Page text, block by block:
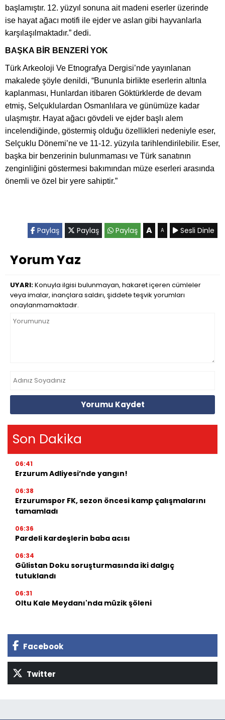
başlamıştır. 12. yüzyıl sonuna ait madeni eserler üzerinde
ise hayat ağacı motifi ile ejder ve aslan gibi hayvanlarla
karşılaşılmaktadır.” dedi.
BAŞKA BİR BENZERİ YOK
Türk Arkeoloji Ve Etnografya Dergisi’nde yayınlanan
makalede şöyle denildi, “Bununla birlikte eserlerin altınla
kaplanması, Hunlardan itibaren Göktürklerde de devam
etmiş, Selçuklulardan Osmanlılara ve günümüze kadar
ulaşmıştır. Hayat ağacı gövdeli ve ejder başlı alem
incelendiğinde, göstermiş olduğu özellikleri nedeniyle eser,
Selçuklu Dönemi’ne ve 11-12. yüzyıla tarihlendirilebilir. Eser,
başka bir benzerinin bulunmaması ve Türk sanatının
zenginliğini göstermesi bakımından müze eserleri arasında
önemli ve özel bir yere sahiptir.”
Paylaş Paylaş Paylaş A A Sesli Dinle
Yorum Yaz
UYARI:Konuyla ilgisi bulunmayan, hakaret içeren cümleler
veya imalar, inançlara saldırı, şiddete teşvik yorumları
onaylanmamaktadır.
Yorumu Kaydet
Son Dakika
06:41
Erzurum Adliyesi’nde yangın!
06:38
Erzurumspor FK, sezon öncesi kamp çalışmalarını
tamamladı
06:36
Pardeli kardeşlerin baba acısı
06:34
Gülistan Doku soruşturmasında iki dalgıç
tutuklandı
06:31
Oltu Kale Meydanı'nda müzik şöleni
Facebook
Twitter